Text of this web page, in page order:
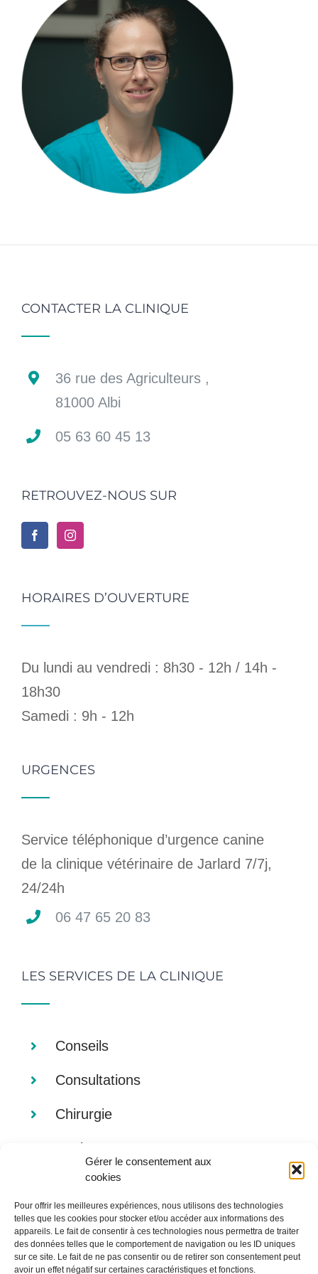
Gérer le consentement aux
cookies
Pour offrir les meilleures expériences, nous utilisons des technologies
telles que les cookies pour stocker et/ou accéder aux informations des
appareils. Le fait de consentir à ces technologies nous permettra de traiter
des données telles que le comportement de navigation ou les ID uniques
sur ce site. Le fait de ne pas consentir ou de retirer son consentement peut
avoir un effet négatif sur certaines caractéristiques et fonctions.
CONTACTER LA CLINIQUE
36 rue des Agriculteurs ,
81000 Albi
05 63 60 45 13
RETROUVEZ-NOUS SUR
HORAIRES D’OUVERTURE
Du lundi au vendredi : 8h30 - 12h / 14h -
18h30
Samedi : 9h - 12h
URGENCES
Service téléphonique d’urgence canine
de la clinique vétérinaire de Jarlard 7/7j,
24/24h
06 47 65 20 83
LES SERVICES DE LA CLINIQUE
Conseils
Consultations
Chirurgie
Analyses
Imagerie
Alimentation